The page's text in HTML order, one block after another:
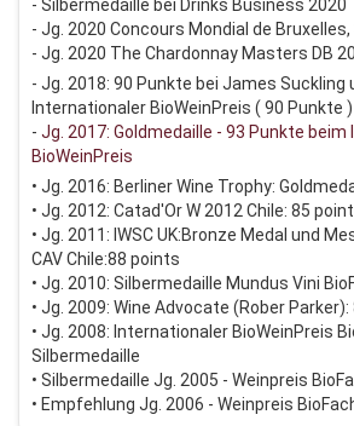
- Silbermedaille bei Drinks Business 2020
- Jg. 2020 Concours Mondial de Bruxelles,
- Jg. 2020 The Chardonnay Masters DB
- Jg. 2018: 90 Punkte bei James Suckling
Internationaler BioWeinPreis ( 90 Punkte )
- Jg. 2017: Goldmedaille - 93 Punkte
BioWeinPreis
• Jg. 2016: Berliner Wine Trophy:
• Jg. 2012: Catad'Or W 2012 Chile: 85
• Jg. 2011: IWSC UK:Bronze Medal und
CAV Chile:88 points
• Jg. 2010: Silbermedaille Mundus Vini
• Jg. 2009: Wine Advocate (Rober
• Jg. 2008: Internationaler BioWeinPreis
Silbermedaille
• Silbermedaille Jg. 2005 - Weinpreis
• Empfehlung Jg. 2006 - Weinpreis